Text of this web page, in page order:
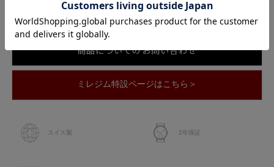
カートに入れる ＞
商品についてのお問い合わせ
ミレジム特設ページはこちら＞
スイス製 2年保証